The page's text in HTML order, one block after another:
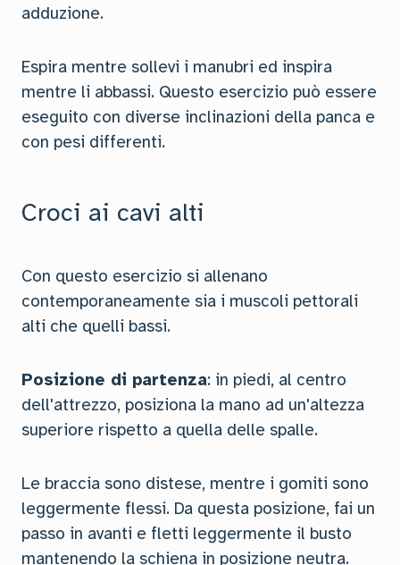
adduzione.
Espira mentre sollevi i manubri ed inspira
mentre li abbassi. Questo esercizio può essere
eseguito con diverse inclinazioni della panca e
con pesi differenti.
Croci ai cavi alti
Con questo esercizio si allenano
contemporaneamente sia i muscoli pettorali
alti che quelli bassi.
Posizione di partenza: in piedi, al centro
dell'attrezzo, posiziona la mano ad un'altezza
superiore rispetto a quella delle spalle.
Le braccia sono distese, mentre i gomiti sono
leggermente flessi. Da questa posizione, fai un
passo in avanti e fletti leggermente il busto
mantenendo la schiena in posizione neutra.